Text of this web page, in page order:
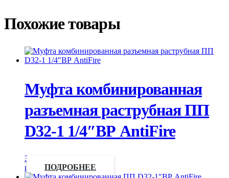
Похожие товары
Муфта комбинированная
разъемная раструбная ПП
D32-1 1/4″ВР AntiFire
Запросить
цену
ПОДРОБНЕЕ